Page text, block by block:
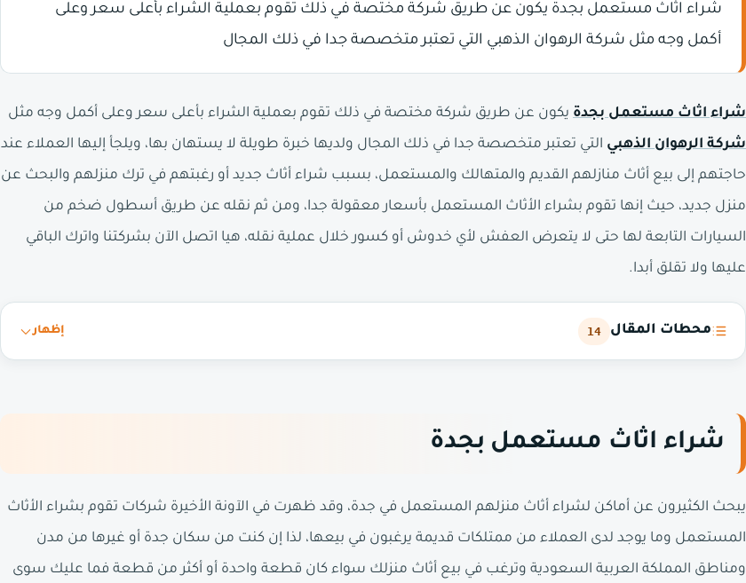
شراء اثاث مستعمل بجدة يكون عن طريق شركة مختصة في ذلك تقوم بعملية الشراء بأعلى سعر وعلى
أكمل وجه مثل شركة الرهوان الذهبي التي تعتبر متخصصة جدا في ذلك المجال
شراء اثاث مستعمل بجدة يكون عن طريق شركة مختصة في ذلك تقوم بعملية الشراء بأعلى سعر وعلى أكمل وجه مثل
شركة الرهوان الذهبي التي تعتبر متخصصة جدا في ذلك المجال ولديها خبرة طويلة لا يستهان بها، ويلجأ إليها العملاء عند
حاجتهم إلى بيع أثاث منازلهم القديم والمتهالك والمستعمل، بسبب شراء أثاث جديد أو رغبتهم في ترك منزلهم والبحث عن
منزل جديد، حيث إنها تقوم بشراء الأثاث المستعمل بأسعار معقولة جدا، ومن ثم نقله عن طريق أسطول ضخم من
السيارات التابعة لها حتى لا يتعرض العفش لأي خدوش أو كسور خلال عملية نقله، هيا اتصل الآن بشركتنا واترك الباقي
عليها ولا تقلق أبدا.
محطات المقال 14 إظهار
شراء اثاث مستعمل بجدة
يبحث الكثيرون عن أماكن لشراء أثاث منزلهم المستعمل في جدة، وقد ظهرت في الآونة الأخيرة شركات تقوم بشراء الأثاث
المستعمل وما يوجد لدى العملاء من ممتلكات قديمة يرغبون في بيعها، لذا إن كنت من سكان جدة أو غيرها من مدن
ومناطق المملكة العربية السعودية وترغب في بيع أثاث منزلك سواء كان قطعة واحدة أو أكثر من قطعة فما عليك سوى